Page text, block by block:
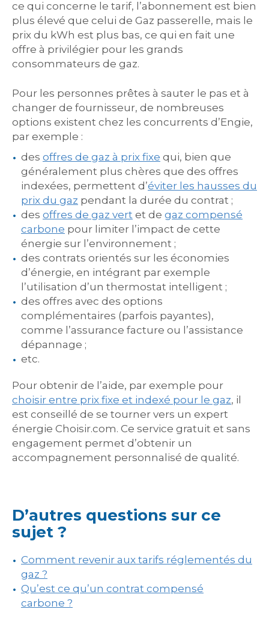
ce qui concerne le tarif, l’abonnement est bien
plus élevé que celui de Gaz passerelle, mais le
prix du kWh est plus bas, ce qui en fait une
offre à privilégier pour les grands
consommateurs de gaz.
Pour les personnes prêtes à sauter le pas et à
changer de fournisseur, de nombreuses
options existent chez les concurrents d’Engie,
par exemple :
des offres de gaz à prix fixe qui, bien que
généralement plus chères que des offres
indexées, permettent d’éviter les hausses du
prix du gaz pendant la durée du contrat ;
des offres de gaz vert et de gaz compensé
carbone pour limiter l’impact de cette
énergie sur l’environnement ;
des contrats orientés sur les économies
d’énergie, en intégrant par exemple
l’utilisation d’un thermostat intelligent ;
des offres avec des options
complémentaires (parfois payantes),
comme l’assurance facture ou l’assistance
dépannage ;
etc.
Pour obtenir de l’aide, par exemple pour
choisir entre prix fixe et indexé pour le gaz, il
est conseillé de se tourner vers un expert
énergie Choisir.com. Ce service gratuit et sans
engagement permet d’obtenir un
accompagnement personnalisé de qualité.
D’autres questions sur ce
sujet ?
Comment revenir aux tarifs réglementés du
gaz ?
Qu’est ce qu’un contrat compensé
carbone ?